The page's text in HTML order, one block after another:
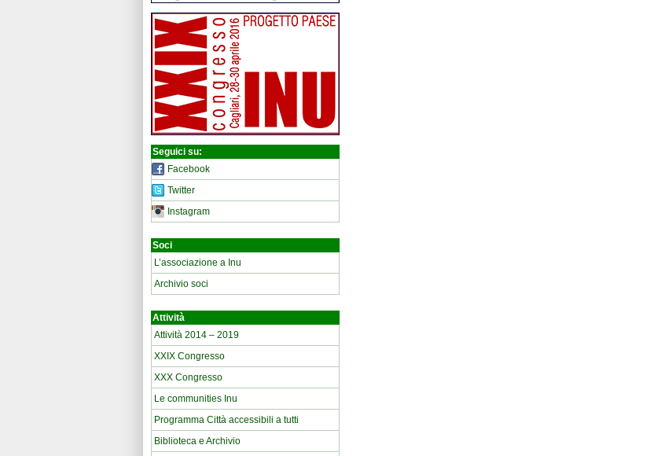
Seguici su:
Facebook
Twitter
Instagram
Soci
L’associazione a Inu
Archivio soci
Attività
Attività 2014 – 2019
XXIX Congresso
XXX Congresso
Le communities Inu
Programma Città accessibili a tutti
Biblioteca e Archivio